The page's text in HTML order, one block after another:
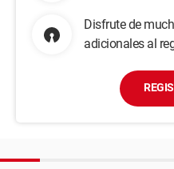
Disfrute de
adicionales al